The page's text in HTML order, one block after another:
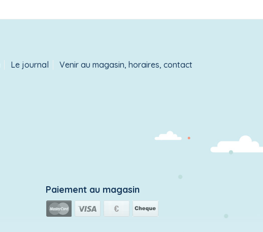
Le journal Venir au magasin, horaires, contact
Paiement au magasin